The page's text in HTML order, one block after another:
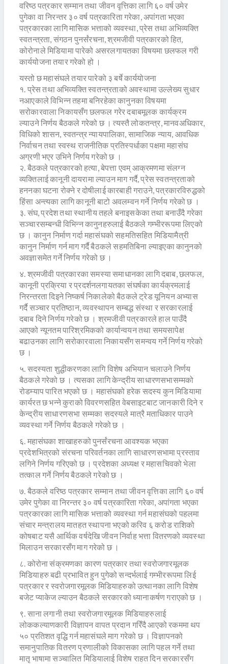
वरिष्ठ पत्रकार सम्मान तथा जीवन वृत्तिका लागि ६० वर्ष उमेर
पुगेका वा निरन्तर ३० वर्ष पत्रकारिता गरेका, अपांगता भएका
पत्रकारका लागि मासिक भत्ताको व्यवस्था, प्रेस तथा अभिव्यक्ति
स्वतन्त्रता, संगठन पुनर्संरचना, श्रमजीवी पत्रकारको हित,
कोरोनाले मिडियामा पारेको असरलगायतका विषयमा छलफल गरी
कार्ययोजना तयार गरेको हो ।
यस्तो छ महासंघले तयार पारेको ३ बर्षे कार्ययोजना
१. प्रेस तथा अभिव्यक्ति स्वतन्त्रताको अवस्थामा उल्लेख्य सुधार
नआएकाले विभिन्न तहमा बनिरहेका कानुनका विषयमा
सरोकारवाला निकायसँग छलफल गरेर दबाबमूलक कार्यक्रम
ल्याउने निर्णय बैठकले गरेको छ । त्यस्तै लोकतन्त्र, मानवअधिकार,
विधिको शासन, स्वतन्त्र न्यायपालिका, सामाजिक न्याय, आवधिक
निर्वाचन तथा स्वस्थ राजनीतिक प्रतिस्पर्धाका पक्षमा महासंघ
अग्रणी भएर उभिने निर्णय गरेको छ ।
२. बैठकले पत्रकारको हत्या, बेपत्ता एवम् आक्रमणमा संलग्न
व्यक्तिलाई कानूनी दायरामा ल्याउन माग गर्दै, प्रेस स्वतन्त्रताको
हननका घटना रोक्ने र दोषीलाई कारबाही गराउने, पत्रकारविरुद्धको
हिंसा अन्त्यका लागि कानूनी बाटो अवलम्वन गर्ने निर्णय गरेको छ ।
३. संघ, प्रदेश तथा स्थानीय तहले बनाइसकेका तथा बनाउँदै गरेका
सञ्चारसम्बन्धी विभिन्न कानुनहरुलाई बैठकले गम्भीररूपमा लिएको
छ । कानुन निर्माण गर्दा महासंघको सहमतिसहित मिडियामैत्री
कानुन निर्माण गर्न माग गर्दै बैठकले सहमतिबिना ल्याइएका कानुनको
अवज्ञासमेत गर्ने निर्णय गरेको छ ।
४. श्रमजीवी पत्रकारका समस्या समाधानका लागि दबाब, छलफल,
कानूनी प्रक्रिया र प्रदर्शनलगायतका संघर्षका कार्यक्रमलाई
निरन्तरता दिइने निष्कर्ष निकालेको बैठकले ट्रेड यूनियन अभ्यास
गर्दै सञ्चार प्रतिष्ठान, व्यवस्थापन सम्बद्ध संस्था र सरकारलाई
दबाब दिने निर्णय गरेको छ । श्रमजीवी पत्रकारले हाल पाउँदै
आएको न्यूनतम पारिश्रमिकको कार्यान्वयन तथा समयसापेक्ष
बढाउनका लागि सरोकारवाला निकायसँग समन्वय गर्ने निर्णय गरेको
छ ।
५. सदस्यता शुद्धीकरणका लागि विशेष अभियान चलाउने निर्णय
बैठकले गरेको छ । त्यसका लागि केन्द्रीय साधारणसभासम्मको
रोडम्याप पारित भएको छ । महासंघको हरेक सदस्य कुन मिडियामा
कार्यरत छ भन्ने कुराको विवरणसहित वेबसाइटबाट जानकारी दिने र
केन्द्रीय साधारणसभा सम्मका सदस्यले मात्रै मताधिकार पाउने
व्यवस्था गर्ने निर्णय बैठकले गरेको छ ।
६. महासंघका शाखाहरुको पुनर्संरचना आवश्यक भएका
प्रदेशभित्रको संरचना परिवर्तनका लागि साधारणसभामा प्रस्ताव
लगिने निर्णय गरिएको छ । प्रदेशका अध्यक्ष र महासचिवको भेला
तत्काल गर्ने निर्णय बैठकले गरेको छ ।
७. बैठकले वरिष्ठ पत्रकार सम्मान तथा जीवन वृत्तिका लागि ६० वर्ष
उमेर पुगेका वा निरन्तर ३० वर्ष पत्रकारिता गरेका, अपांगता भएका
पत्रकारका लागि मासिक भत्ताको व्यवस्था गर्न महासंघको पहलमा
संचार मन्त्रालय मातहत स्थापना भएको करिव ६ करोड राशिको
कोषबाट यसै आर्थिक वर्षदेखि जीवन निर्वाह भत्ता वितरणको व्यवस्था
मिलाउन सरकारसँग माग गरेको छ ।
८. कोरोना संक्रमणका कारण पत्रकार तथा स्वरोजगारमूलक
मिडियाहरु बढी प्रभावित हुन पुगेको सन्दर्भलाई गम्भीररूपमा लिई
पत्रकार र स्वरोजगारमूलक मिडियाहरुको उत्थानका लागि विशेष
बजेट प्याकेज ल्याउन बैठकले सरकारको ध्यानाकर्षण गराएको छ ।
९. साना लगानी तथा स्वरोजगारमूलक मिडियाहरुलाई
लोककल्याणकारी विज्ञापन वापत प्रदान गरिँदै आएको रकममा थप
५० प्रतिशत वृद्धि गर्न महासंघले माग गरेको छ । विज्ञापनको
समानुपातिक वितरण प्रणालीको विकासका लागि पहल गर्ने तथा
मातृ भाषामा सञ्चालित मिडियालाई विशेष राहत दिन सरकारसँग